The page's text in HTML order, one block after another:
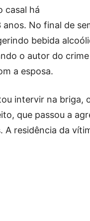
casal há
No final de
bebida
o autor do crime
a esposa.
intervir na briga,
que passou a
A residência da